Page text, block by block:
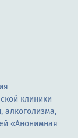
клиники
алкоголизма,
«Анонимная